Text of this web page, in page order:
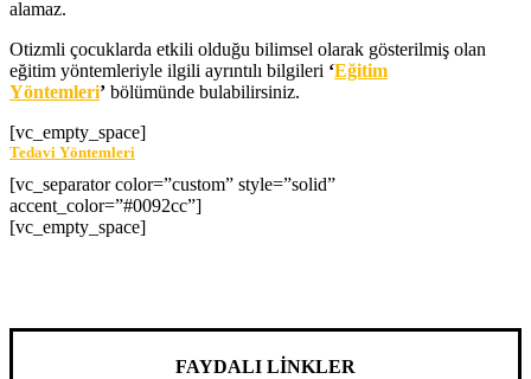
alamaz.
Otizmli çocuklarda etkili olduğu bilimsel olarak gösterilmiş olan
eğitim yöntemleriyle ilgili ayrıntılı bilgileri ‘Eğitim
Yöntemleri’ bölümünde bulabilirsiniz.
[vc_empty_space]
Tedavi Yöntemleri
[vc_separator color=”custom” style=”solid”
accent_color=”#0092cc”]
[vc_empty_space]
FAYDALI LİNKLER